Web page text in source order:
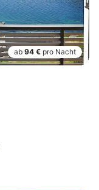
ab 94 € pro Nacht